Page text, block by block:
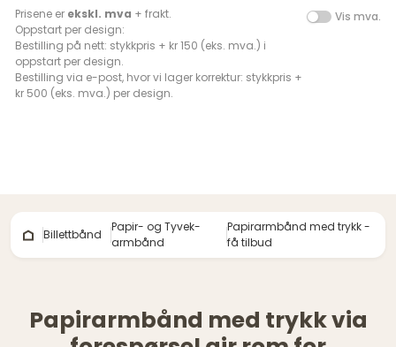
Prisene er ekskl. mva + frakt.
Oppstart per design:
Bestilling på nett: stykkpris + kr 150 (eks. mva.) i
oppstart per design.
Bestilling via e-post, hvor vi lager korrektur: stykkpris +
kr 500 (eks. mva.) per design.
Vis mva.
Billettbånd
Papir- og Tyvek-
armbånd
Papirarmbånd med trykk -
få tilbud
Papirarmbånd med trykk via